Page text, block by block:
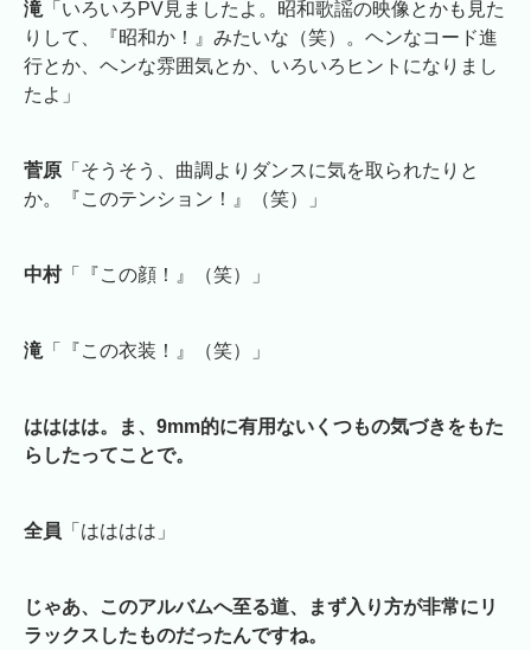
滝 「いろいろPV見ましたよ。昭和歌謡の映像とかも見た
りして、『昭和か！』みたいな（笑）。ヘンなコード進
行とか、ヘンな雰囲気とか、いろいろヒントになりまし
たよ」
菅原 「そうそう、曲調よりダンスに気を取られたりと
か。『このテンション！』（笑）」
中村「『この顔！』（笑）」
滝 「『この衣装！』（笑）」
はははは。ま、9mm的に有用ないくつもの気づきをもた
らしたってことで。
全員 「はははは」
じゃあ、このアルバムへ至る道、まず入り方が非常にリ
ラックスしたものだったんですね。